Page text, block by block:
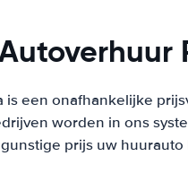
is een onafhankelijke
worden in ons
prijs uw